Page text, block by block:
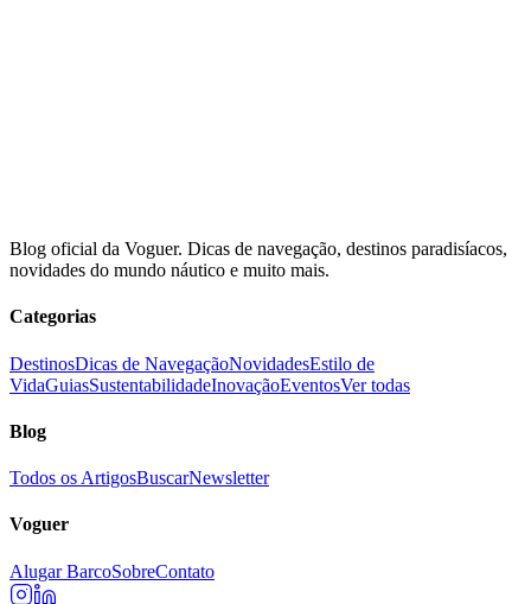
Blog oficial da Voguer. Dicas de navegação, destinos paradisíacos,
novidades do mundo náutico e muito mais.
Categorias
DestinosDicas de NavegaçãoNovidadesEstilo de
VidaGuiasSustentabilidadeInovaçãoEventosVer todas
Blog
Todos os ArtigosBuscarNewsletter
Voguer
Alugar BarcoSobreContato